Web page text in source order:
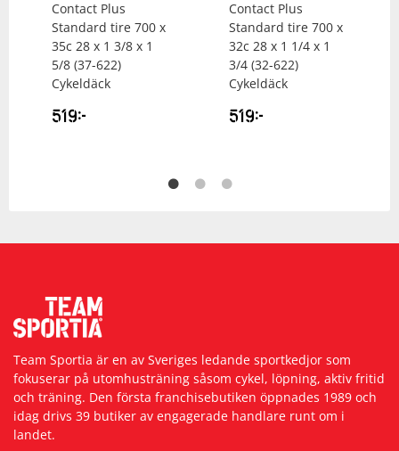
Contact Plus
Standard tire 700 x
35c 28 x 1 3/8 x 1
5/8 (37-622)
Cykeldäck
519kr
Contact Plus
Standard tire 700 x
32c 28 x 1 1/4 x 1
3/4 (32-622)
Cykeldäck
519kr
Team Sportia är en av Sveriges ledande sportkedjor som
fokuserar på utomhusträning såsom cykel, löpning, aktiv fritid
och träning. Den första franchisebutiken öppnades 1989 och
idag drivs 39 butiker av engagerade handlare runt om i
landet.